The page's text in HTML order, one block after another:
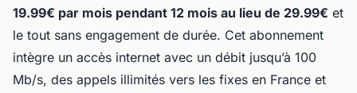
19.99€ par mois pendant 12 mois au lieu de 29.99€ et
le tout sans engagement de durée. Cet abonnement
intègre un accès internet avec un débit jusqu’à 100
Mb/s, des appels illimités vers les fixes en France et